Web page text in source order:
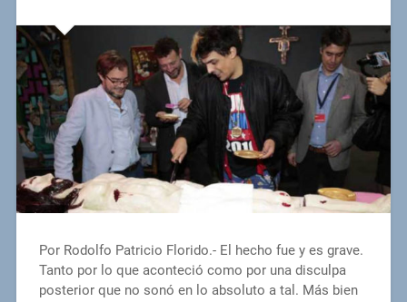
Por Rodolfo Patricio Florido.- El hecho fue y es grave.
Tanto por lo que aconteció como por una disculpa
posterior que no sonó en lo absoluto a tal. Más bien